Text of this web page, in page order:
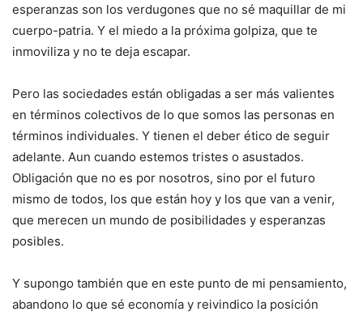
esperanzas son los verdugones que no sé maquillar de mi
cuerpo-patria. Y el miedo a la próxima golpiza, que te
inmoviliza y no te deja escapar.
Pero las sociedades están obligadas a ser más valientes
en términos colectivos de lo que somos las personas en
términos individuales. Y tienen el deber ético de seguir
adelante. Aun cuando estemos tristes o asustados.
Obligación que no es por nosotros, sino por el futuro
mismo de todos, los que están hoy y los que van a venir,
que merecen un mundo de posibilidades y esperanzas
posibles.
Y supongo también que en este punto de mi pensamiento,
abandono lo que sé economía y reivindico la posición